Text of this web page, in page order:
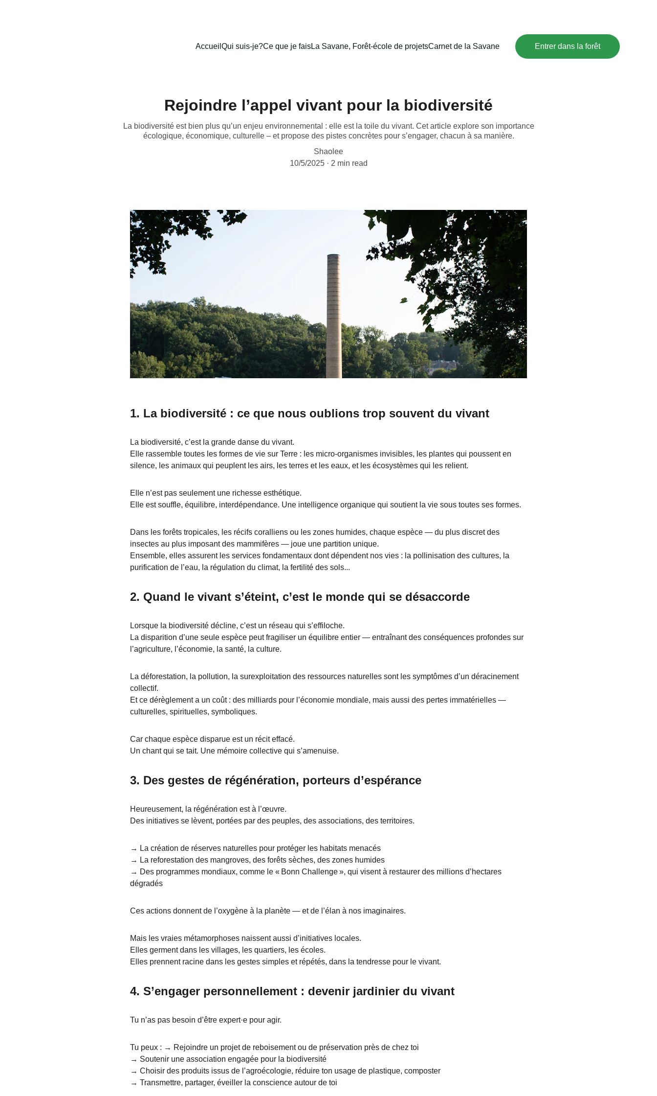
Accueil Qui suis-je?Ce que je faisLa Savane, Forêt-école de projetsCarnet de la Savane Entrer dans la forêt
Rejoindre l’appel vivant pour la biodiversité
La biodiversité est bien plus qu’un enjeu environnemental : elle est la toile du vivant. Cet article explore son importance
écologique, économique, culturelle – et propose des pistes concrètes pour s’engager, chacun à sa manière.
Shaolee
10/5/2025
2 min read
1. La biodiversité : ce que nous oublions trop souvent du vivant
La biodiversité, c’est la grande danse du vivant.
Elle rassemble toutes les formes de vie sur Terre : les micro-organismes invisibles, les plantes qui poussent en
silence, les animaux qui peuplent les airs, les terres et les eaux, et les écosystèmes qui les relient.
Elle n’est pas seulement une richesse esthétique.
Elle est souffle, équilibre, interdépendance. Une intelligence organique qui soutient la vie sous toutes ses formes.
Dans les forêts tropicales, les récifs coralliens ou les zones humides, chaque espèce — du plus discret des
insectes au plus imposant des mammifères — joue une partition unique.
Ensemble, elles assurent les services fondamentaux dont dépendent nos vies : la pollinisation des cultures, la
purification de l’eau, la régulation du climat, la fertilité des sols...
2. Quand le vivant s’éteint, c’est le monde qui se désaccorde
Lorsque la biodiversité décline, c’est un réseau qui s’effiloche.
La disparition d’une seule espèce peut fragiliser un équilibre entier — entraînant des conséquences profondes sur
l’agriculture, l’économie, la santé, la culture.
La déforestation, la pollution, la surexploitation des ressources naturelles sont les symptômes d’un déracinement
collectif.
Et ce dérèglement a un coût : des milliards pour l’économie mondiale, mais aussi des pertes immatérielles —
culturelles, spirituelles, symboliques.
Car chaque espèce disparue est un récit effacé.
Un chant qui se tait. Une mémoire collective qui s’amenuise.
3. Des gestes de régénération, porteurs d’espérance
Heureusement, la régénération est à l’œuvre.
Des initiatives se lèvent, portées par des peuples, des associations, des territoires.
→ La création de réserves naturelles pour protéger les habitats menacés
→ La reforestation des mangroves, des forêts sèches, des zones humides
→ Des programmes mondiaux, comme le « Bonn Challenge », qui visent à restaurer des millions d’hectares
dégradés
Ces actions donnent de l’oxygène à la planète — et de l’élan à nos imaginaires.
Mais les vraies métamorphoses naissent aussi d’initiatives locales.
Elles germent dans les villages, les quartiers, les écoles.
Elles prennent racine dans les gestes simples et répétés, dans la tendresse pour le vivant.
4. S’engager personnellement : devenir jardinier du vivant
Tu n’as pas besoin d’être expert·e pour agir.
Tu peux : → Rejoindre un projet de reboisement ou de préservation près de chez toi
→ Soutenir une association engagée pour la biodiversité
→ Choisir des produits issus de l’agroécologie, réduire ton usage de plastique, composter
→ Transmettre, partager, éveiller la conscience autour de toi